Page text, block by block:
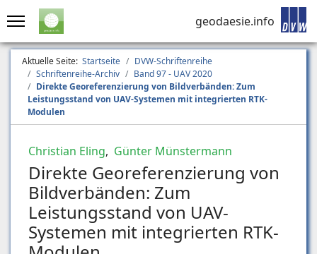
geodaesie.info
Aktuelle Seite: Startseite
DVW-Schriftenreihe
Schriftenreihe-Archiv
Band 97 - UAV 2020
Direkte Georeferenzierung von Bildverbänden: Zum
Leistungsstand von UAV-Systemen mit integrierten RTK-
Modulen
Christian Eling, Günter Münstermann
Direkte Georeferenzierung von
Bildverbänden: Zum
Leistungsstand von UAV-
Systemen mit integrierten RTK-